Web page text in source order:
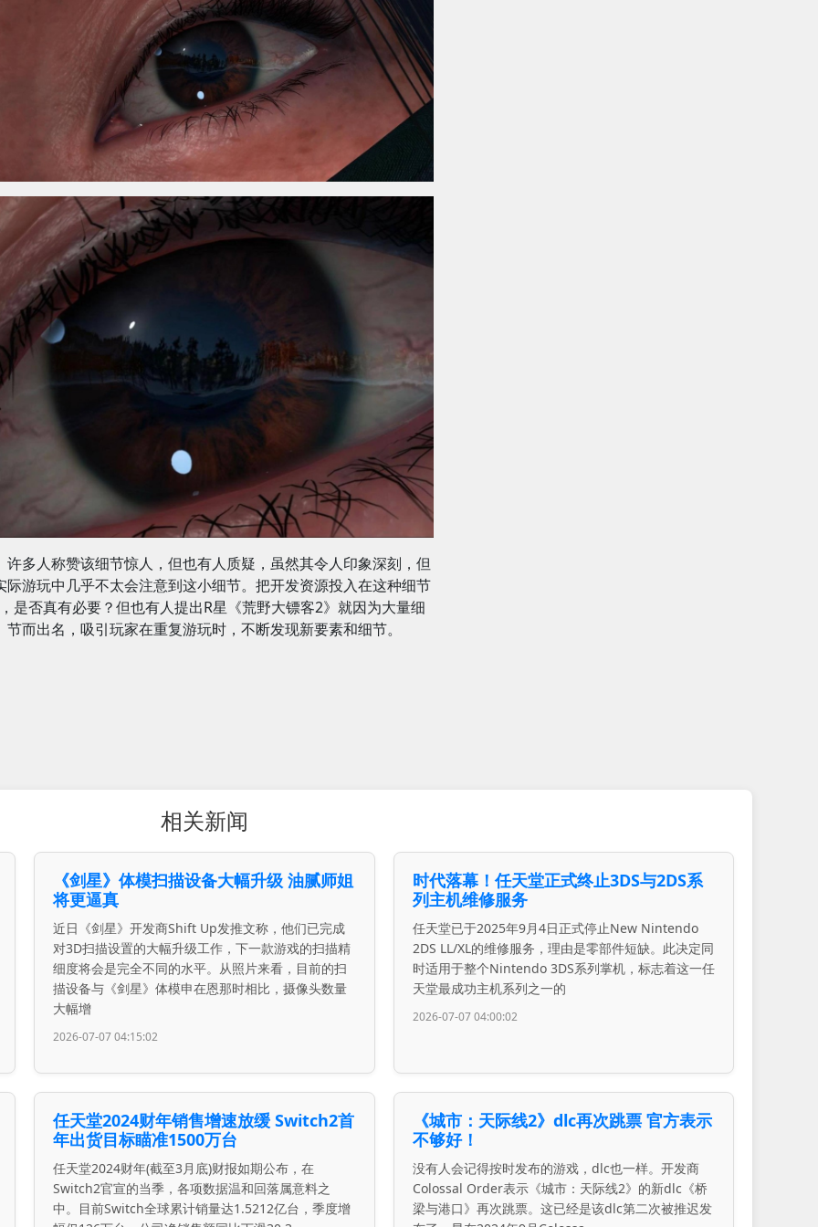
许多人称赞该细节惊人，但也有人质疑，虽然其令人印象深刻，但
际游玩中几乎不太会注意到这小细节。把开发资源投入在这种细节
是否真有必要？但也有人提出R星《荒野大镖客2》就因为大量细
节而出名，吸引玩家在重复游玩时，不断发现新要素和细节。
相关新闻
《剑星》体模扫描设备大幅升级 油腻师姐
将更逼真
近日《剑星》开发商Shift Up发推文称，他们已完成
对3D扫描设置的大幅升级工作，下一款游戏的扫描精
细度将会是完全不同的水平。从照片来看，目前的扫
描设备与《剑星》体模申在恩那时相比，摄像头数量
大幅增
2026-07-07 04:15:02
时代落幕！任天堂正式终止3DS与2DS系
列主机维修服务
任天堂已于2025年9月4日正式停止New Nintendo
2DS LL/XL的维修服务，理由是零部件短缺。此决定同
时适用于整个Nintendo 3DS系列掌机，标志着这一任
天堂最成功主机系列之一的
2026-07-07 04:00:02
任天堂2024财年销售增速放缓 Switch2首
年出货目标瞄准1500万台
任天堂2024财年(截至3月底)财报如期公布，在
Switch2官宣的当季，各项数据温和回落属意料之
中。目前Switch全球累计销量达1.5212亿台，季度增
《城市：天际线2》dlc再次跳票 官方表示
不够好！
没有人会记得按时发布的游戏，dlc也一样。开发商
Colossal Order表示《城市：天际线2》的新dlc《桥
梁与港口》再次跳票。这已经是该dlc第二次被推迟发